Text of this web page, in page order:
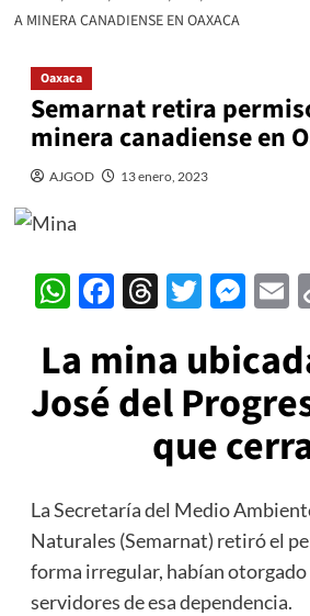
A MINERA CANADIENSE EN OAXACA
Oaxaca
Semarnat retira
minera canadiense en
AJGOD 13 enero, 2023
WhatsApp
Facebook
Threads
La mina
José del
que
La Secretaría del Medio
Naturales (Semarnat) retiró el
forma irregular, habían otorgado
servidores de esa dependencia.